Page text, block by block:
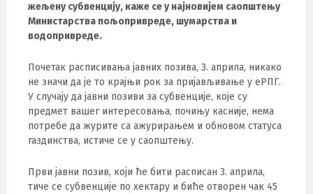
жељену субвенцију, каже се у најновијем саопштењу
Министарства пољопривреде, шумарства и
водопривреде.
Почетак расписивања јавних позива, 3. априла, никако
не значи да је то крајњи рок за пријављивање у еРПГ.
У случају да јавни позиви за субвенције, које су
предмет вашег интересовања, почињу касније, нема
потребе да журите са ажурирањем и обновом статуса
газдинства, истиче се у саопштењу.
Први јавни позив, који ће бити расписан 3. априла,
тиче се субвенције по хектару и биће отворен чак 45